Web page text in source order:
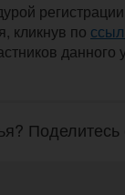
регистрации
кликнув по
данного